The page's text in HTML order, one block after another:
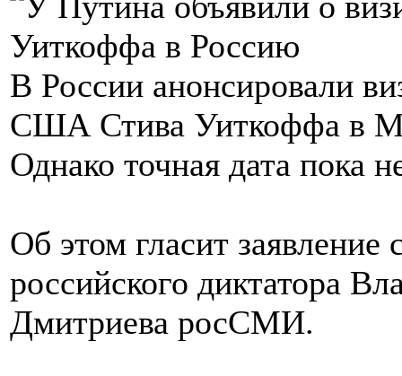
В России анонсировали
США Стива Уиткоффа в
Однако точная дата пока
Об этом гласит заявление
российского диктатора
Дмитриева росСМИ.